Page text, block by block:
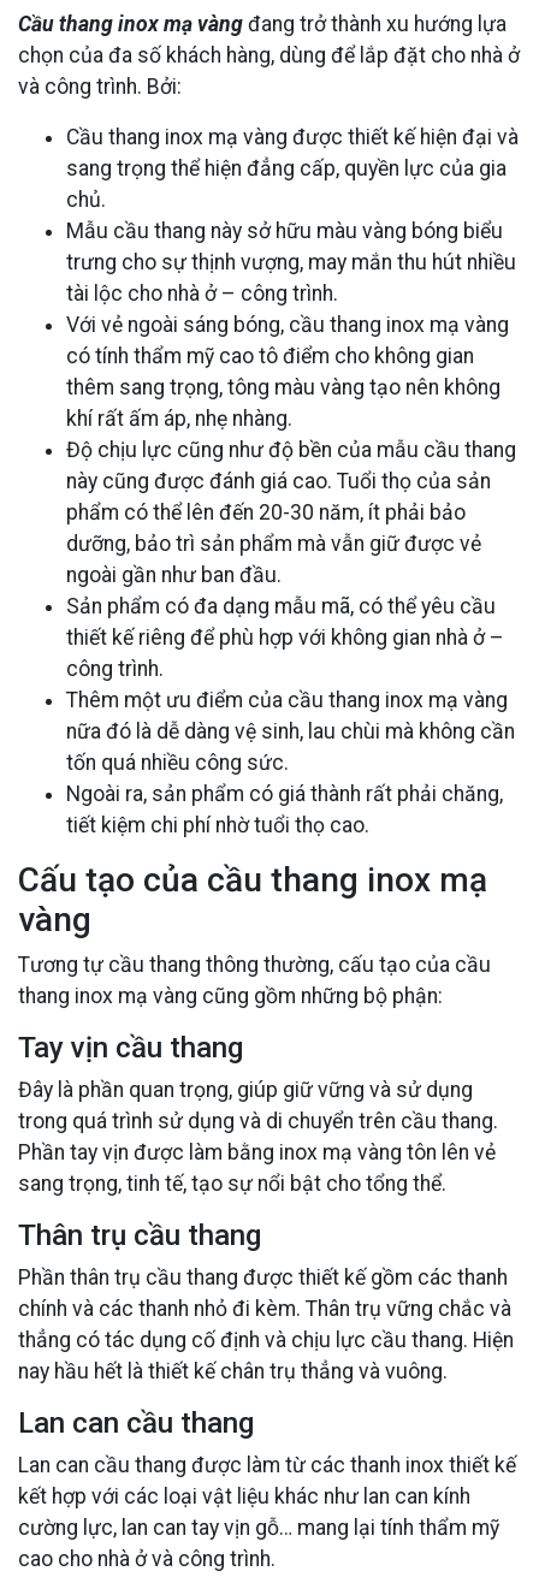
Cầu thang inox mạ vàng đang trở thành xu hướng lựa
chọn của đa số khách hàng, dùng để lắp đặt cho nhà ở
và công trình. Bởi:
Cầu thang inox mạ vàng được thiết kế hiện đại và
sang trọng thể hiện đẳng cấp, quyền lực của gia
chủ.
Mẫu cầu thang này sở hữu màu vàng bóng biểu
trưng cho sự thịnh vượng, may mắn thu hút nhiều
tài lộc cho nhà ở – công trình.
Với vẻ ngoài sáng bóng, cầu thang inox mạ vàng
có tính thẩm mỹ cao tô điểm cho không gian
thêm sang trọng, tông màu vàng tạo nên không
khí rất ấm áp, nhẹ nhàng.
Độ chịu lực cũng như độ bền của mẫu cầu thang
này cũng được đánh giá cao. Tuổi thọ của sản
phẩm có thể lên đến 20-30 năm, ít phải bảo
dưỡng, bảo trì sản phẩm mà vẫn giữ được vẻ
ngoài gần như ban đầu.
Sản phẩm có đa dạng mẫu mã, có thể yêu cầu
thiết kế riêng để phù hợp với không gian nhà ở –
công trình.
Thêm một ưu điểm của cầu thang inox mạ vàng
nữa đó là dễ dàng vệ sinh, lau chùi mà không cần
tốn quá nhiều công sức.
Ngoài ra, sản phẩm có giá thành rất phải chăng,
tiết kiệm chi phí nhờ tuổi thọ cao.
Cấu tạo của cầu thang inox mạ
vàng
Tương tự cầu thang thông thường, cấu tạo của cầu
thang inox mạ vàng cũng gồm những bộ phận:
Tay vịn cầu thang
Đây là phần quan trọng, giúp giữ vững và sử dụng
trong quá trình sử dụng và di chuyển trên cầu thang.
Phần tay vịn được làm bằng inox mạ vàng tôn lên vẻ
sang trọng, tinh tế, tạo sự nổi bật cho tổng thể.
Thân trụ cầu thang
Phần thân trụ cầu thang được thiết kế gồm các thanh
chính và các thanh nhỏ đi kèm. Thân trụ vững chắc và
thẳng có tác dụng cố định và chịu lực cầu thang. Hiện
nay hầu hết là thiết kế chân trụ thẳng và vuông.
Lan can cầu thang
Lan can cầu thang được làm từ các thanh inox thiết kế
kết hợp với các loại vật liệu khác như lan can kính
cường lực, lan can tay vịn gỗ… mang lại tính thẩm mỹ
cao cho nhà ở và công trình.